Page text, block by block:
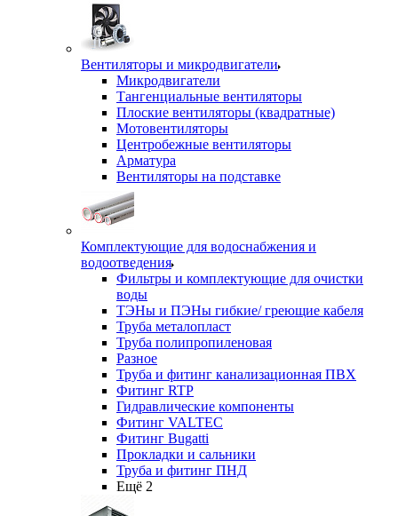
Вентиляторы и микродвигатели
Микродвигатели
Тангенциальные вентиляторы
Плоские вентиляторы (квадратные)
Мотовентиляторы
Центробежные вентиляторы
Арматура
Вентиляторы на подставке
Комплектующие для водоснабжения и
водоотведения
Фильтры и комплектующие для очистки
воды
ТЭНы и ПЭНы гибкие/ греющие кабеля
Труба металопласт
Труба полипропиленовая
Разное
Труба и фитинг канализационная ПВХ
Фитинг RTP
Гидравлические компоненты
Фитинг VALTEC
Фитинг Bugatti
Прокладки и сальники
Труба и фитинг ПНД
Ещё 2